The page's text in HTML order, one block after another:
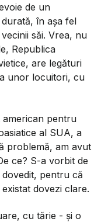
de un
în așa fel
săi. Vrea, nu
Republica
are legături
unor locuitori, cu
pentru
al SUA, a
problemă, am avut
ce? S-a vorbit de
pentru că
dovezi clare.
cu tărie - și o